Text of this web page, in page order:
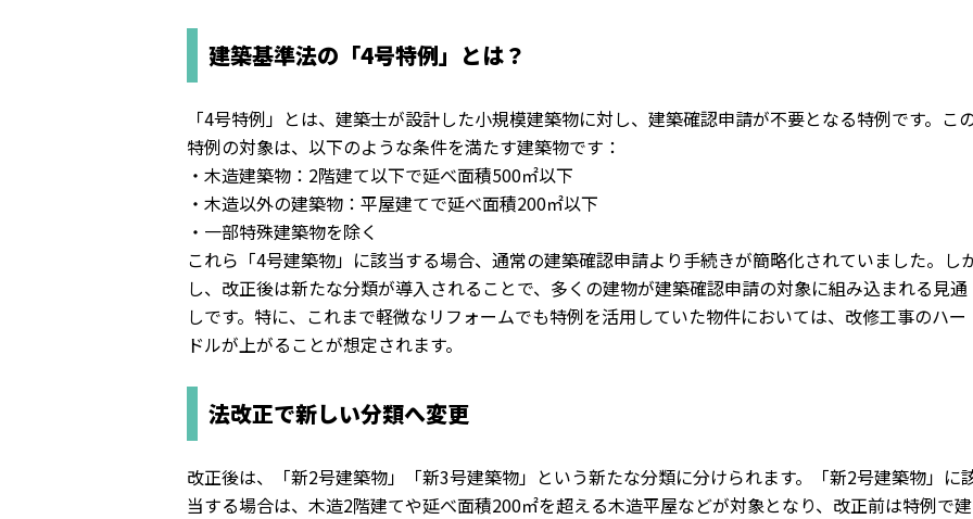
建築基準法の「4号特例」とは？
「4号特例」とは、建築士が設計した小規模建築物に対し、建築確認申請が不要となる特例です。こ
特例の対象は、以下のような条件を満たす建築物です：
・木造建築物：2階建て以下で延べ面積500㎡以下
・木造以外の建築物：平屋建てで延べ面積200㎡以下
・一部特殊建築物を除く
これら「4号建築物」に該当する場合、 通常の建築確認申請より手続きが簡略化されていました。し
し、 改正後は新たな分類が導入されることで、 多くの建物が建築確認申請の対象に組み込まれる見通
しです。 特に、 これまで軽微なリフォームでも特例を活用していた物件においては、改修工事のハー
ドルが上がることが想定されます。
法改正で新しい分類へ変更
改正後は、「新2号建築物」「新3号建築物」 という新たな分類に分けられます。「新2号建築物」 に
当する場合は、木造2階建てや延べ面積200㎡を超える木造平屋などが対象となり、 改正前は特例で建